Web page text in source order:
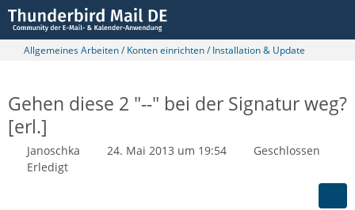
Allgemeines Arbeiten / Konten einrichten / Installation & Update
Gehen diese 2 "--" bei der Signatur weg?
[erl.]
Janoschka 24. Mai 2013 um 19:54
Geschlossen
Erledigt